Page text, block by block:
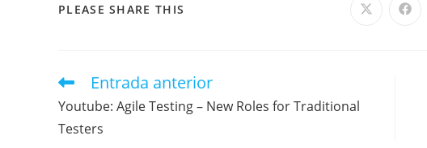
PLEASE SHARE THIS
Entrada anterior
Youtube: Agile Testing – New Roles for Traditional
Testers